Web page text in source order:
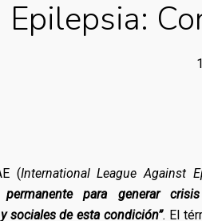
Epilepsia:
(International League Against
para generar
sociales de esta condición”. El